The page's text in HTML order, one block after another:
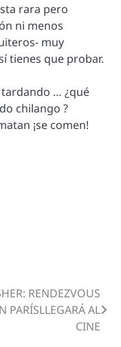
rara pero
ni menos
muy
tienes que probar.
tardando … ¿qué
chilango ?
¡se comen!
RENDEZVOUS
PARÍSLLEGARÁ AL
CINE